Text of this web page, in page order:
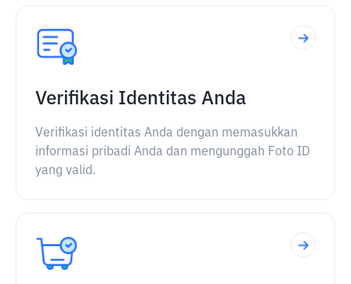
Verifikasi Identitas Anda
Verifikasi identitas Anda dengan memasukkan
informasi pribadi Anda dan mengunggah Foto ID
yang valid.